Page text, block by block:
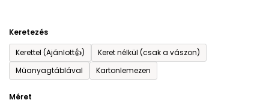
Keretezés
Kerettel (Ajánlott👍)
Keret nélkül (csak a vászon)
Műanyagtáblával
Kartonlemezen
Méret